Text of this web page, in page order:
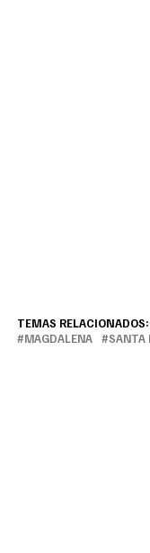
TEMAS RELACIONADOS:
MAGDALENA
SANTA